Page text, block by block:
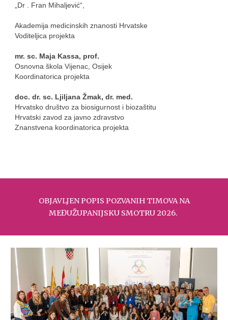
„Dr . Fran Mihaljević“,
Akademija medicinskih znanosti Hrvatske
Voditeljica projekta
mr. sc. Maja Kassa, prof.
Osnovna škola Vijenac, Osijek
Koordinatorica projekta
doc. dr. sc. Ljiljana Žmak, dr. med.
Hrvatsko društvo za biosigurnost i biozaštitu
Hrvatski zavod za javno zdravstvo
Znanstvena koordinatorica projekta
OBJAVLJEN POPIS POZVANIH TIMOVA NA
MEĐUŽUPANIJSKU SMOTRU 2026.